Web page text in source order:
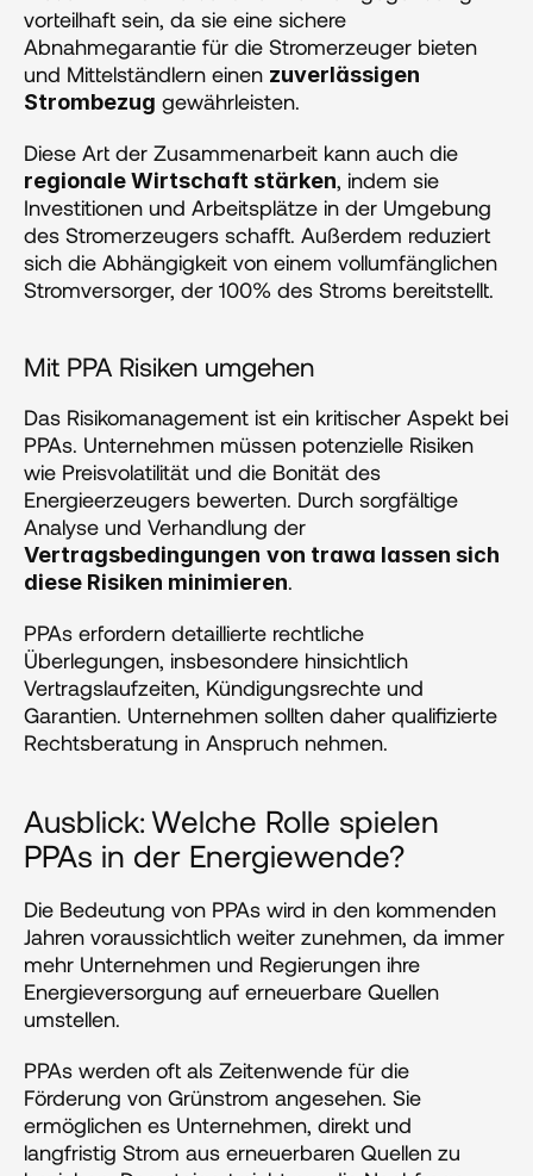
vorteilhaft sein, da sie eine sichere
Abnahmegarantie für die Stromerzeuger bieten
und Mittelständlern einen zuverlässigen
Strombezug gewährleisten.
regionale Wirtschaft stärken, indem sie
Investitionen und Arbeitsplätze in der Umgebung
des Stromerzeugers schafft. Außerdem reduziert
sich die Abhängigkeit von einem vollumfänglichen
Stromversorger, der 100% des Stroms bereitstellt.
Mit PPA Risiken umgehen
Das Risikomanagement ist ein kritischer Aspekt bei
PPAs. Unternehmen müssen potenzielle Risiken
wie Preisvolatilität und die Bonität des
Energieerzeugers bewerten. Durch sorgfältige
Vertragsbedingungen von trawa lassen sich
diese Risiken minimieren.
PPAs erfordern detaillierte rechtliche
Überlegungen, insbesondere hinsichtlich
Vertragslaufzeiten, Kündigungsrechte und
Garantien. Unternehmen sollten daher qualifizierte
Rechtsberatung in Anspruch nehmen.
Ausblick: Welche Rolle spielen
PPAs in der Energiewende?
Die Bedeutung von PPAs wird in den kommenden
Jahren voraussichtlich weiter zunehmen, da immer
mehr Unternehmen und Regierungen ihre
Energieversorgung auf erneuerbare Quellen
umstellen.
‍PPAs werden oft als Zeitenwende für die
Förderung von Grünstrom angesehen. Sie
ermöglichen es Unternehmen, direkt und
langfristig Strom aus erneuerbaren Quellen zu